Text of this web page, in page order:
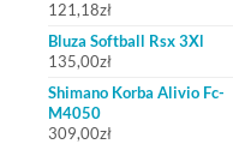
121,18zł
Bluza Softball Rsx 3Xl
135,00zł
Shimano Korba Alivio Fc-
M4050
309,00zł